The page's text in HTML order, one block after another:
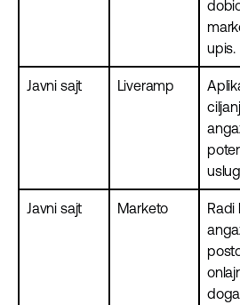
upis.
Javni sajt Liveramp
Javni sajt Marketo
Radi